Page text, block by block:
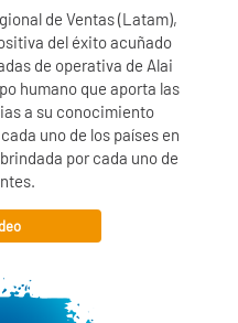
de Ventas (Latam),
del éxito acuñado
de operativa de Alai
humano que aporta las
a su conocimiento
uno de los países en
por cada uno de